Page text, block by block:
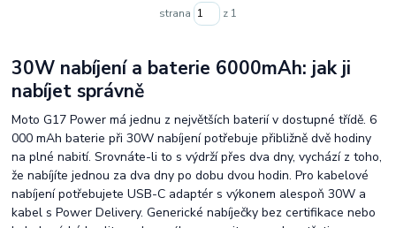
strana z 1
30W nabíjení a baterie 6000mAh: jak ji
nabíjet správně
Moto G17 Power má jednu z největších baterií v dostupné třídě. 6
000 mAh baterie při 30W nabíjení potřebuje přibližně dvě hodiny
na plné nabití. Srovnáte-li to s výdrží přes dva dny, vychází z toho,
že nabíjíte jednou za dva dny po dobu dvou hodin. Pro kabelové
nabíjení potřebujete USB-C adaptér s výkonem alespoň 30W a
kabel s Power Delivery. Generické nabíječky bez certifikace nebo